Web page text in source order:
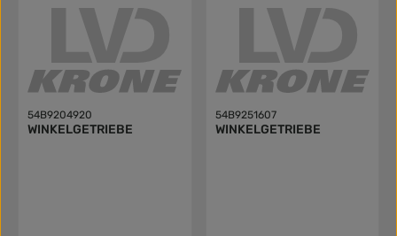
54B9204920
WINKELGETRIEBE
54B9251607
WINKELGETRIEBE